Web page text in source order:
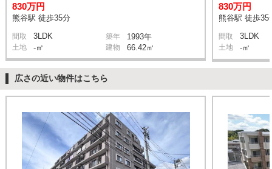
830万円
熊谷駅 徒歩35分
間取 3LDK 築年 1993年
土地 -㎡ 建物 66.42㎡
830万円
熊谷駅 徒歩35
間取 3LDK
土地 -㎡
広さの近い物件はこちら